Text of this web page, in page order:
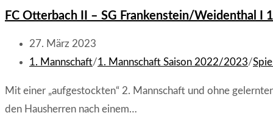
I
–
Wiesenthalerhof
2:3
(0:3)
FC Otterbach II – SG Frankenstein/Weidenthal I
Beitrag
veröffentlicht:
27. März 2023
Beitrags-
1. Mannschaft/1. Mannschaft Saison 2022/2023/
Mit einer „aufgestockten“ 2. Mannschaft und ohne
den Hausherren nach einem…